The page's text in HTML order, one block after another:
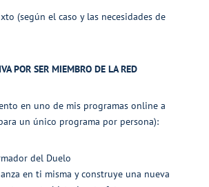
(según el caso y las necesidades de
POR SER MIEMBRO DE LA RED
en uno de mis programas online a
un único programa por persona):
del Duelo
en ti misma y construye una nueva